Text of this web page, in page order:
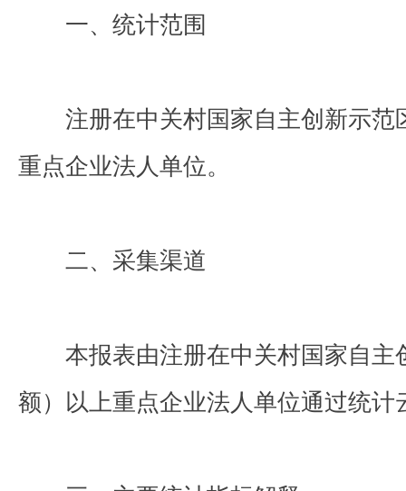
一、统计范围
注册在中关村国家自主创新示
重点企业法人单位。
二、采集渠道
本报表由注册在中关村国家自
额）以上重点企业法人单位通过统计